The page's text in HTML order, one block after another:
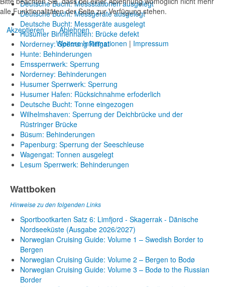
Deutsche Bucht: Messstationen ausgelegt
Deutsche Bucht: Messgeräte ausgelegt
Deutsche Bucht: Messgeräte ausgelegt
Husumer Binnenhafen: Brücke defekt
Norderney: Sperrung Riffgat
Hunte: Behinderungen
Emssperrwerk: Sperrung
Norderney: Behinderungen
Husumer Sperrwerk: Sperrung
Husumer Hafen: Rücksichnahme erfoderlich
Deutsche Bucht: Tonne eingezogen
Wilhelmshaven: Sperrung der Deichbrücke und der
Rüstringer Brücke
Büsum: Behinderungen
Papenburg: Sperrung der Seeschleuse
Wagengat: Tonnen ausgelegt
Lesum Sperrwerk: Behinderungen
Wattboken
Hinweise zu den folgenden Links
Sportbootkarten Satz 6: Limfjord - Skagerrak - Dänische
Nordseeküste (Ausgabe 2026/2027)
Norwegian Cruising Guide: Volume 1 – Swedish Border to
Bergen
Norwegian Cruising Guide: Volume 2 – Bergen to Bodø
Norwegian Cruising Guide: Volume 3 – Bodø to the Russian
Border
alle Funktionalitäten der Seite zur Verfügung stehen.
Akzeptieren
Ablehnen
Weitere Informationen | Impressum